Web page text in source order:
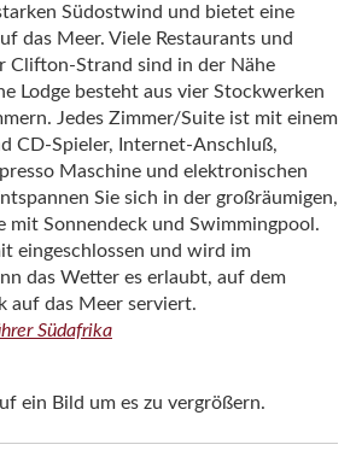
Südostwind und bietet eine
das Meer. Viele Restaurants und
Clifton-Strand sind in der Nähe
Lodge besteht aus vier Stockwerken
Jedes Zimmer/Suite ist mit einem
CD-Spieler, Internet-Anschluß,
Maschine und elektronischen
Sie sich in der großräumigen,
mit Sonnendeck und Swimmingpool.
eingeschlossen und wird im
das Wetter es erlaubt, auf dem
auf das Meer serviert.
Südafrika
ein Bild um es zu vergrößern.